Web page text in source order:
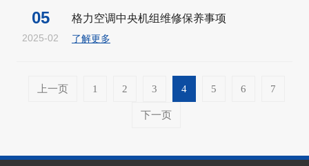
05
2025-02
格力空调中央机组维修保养事项
了解更多
上一页 1 2 3 4 5 6 7
下一页